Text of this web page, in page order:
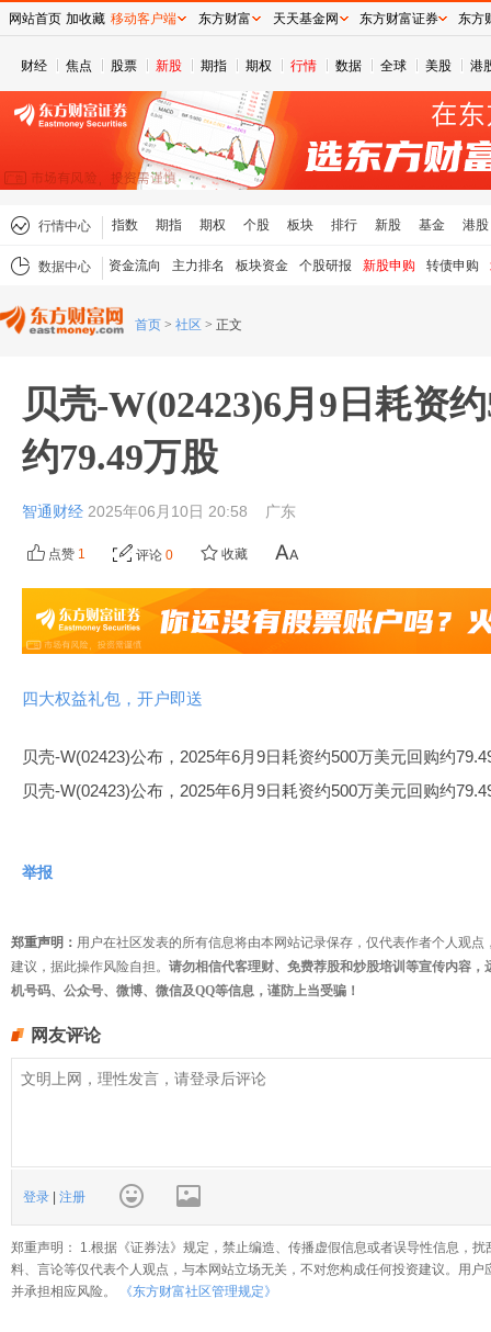
财经 焦点 股票 新股 期指 期权 行情 数据 全球 美股 港
行情中心 指数 期指 期权 个股 板块 排行 新股 基金 港股
数据中心 资金流向 主力排名 板块资金 个股研报 新股申购 转债申购
首页 > 社区 > 正文
贝壳-W(02423)6月9日耗资
约79.49万股
智通财经 2025年06月10日 20:58 广东
点赞 1 评论 0 收藏
四大权益礼包，开户即送
贝壳-W(02423)公布，2025年6月9日耗资约500万美元回购约
贝壳-W(02423)公布，2025年6月9日耗资约500万美元回购约
举报
郑重声明： 用户在社区发表的所有信息将由本网站记录保存，仅代表作者个人观
建议，据此操作风险自担。 请勿相信代客理财、免费荐股和炒股培训等宣传内容
机号码、公众号、微博、微信及QQ等信息，谨防上当受骗！
网友评论
登录 注册
郑重声明： 1.根据《证券法》规定，禁止编造、传播虚假信息或者误导性信息，
料、言论等仅代表个人观点，与本网站立场无关，不对您构成任何投资建议。用
并承担相应风险。
《东方财富社区管理规定》
网站首页 加收藏 移动客户端 东方财富 天天基金网 东方财富证券 东方